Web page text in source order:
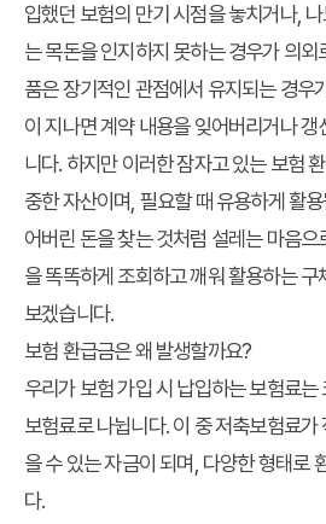
입했던 보험의 만기 시점을 놓치거나,
는 목돈을 인지하지 못하는 경우가 의외
품은 장기적인 관점에서 유지되는 경우
이 지나면 계약 내용을 잊어버리거나
니다. 하지만 이러한 잠자고 있는보험
중한 자산이며, 필요할 때 유용하게 활
어버린 돈을 찾는 것처럼 설레는 마음으
을 똑똑하게 조회하고 깨워 활용하는
보겠습니다.
보험 환급금은 왜 발생할까요?
우리가 보험 가입 시 납입하는 보험료
보험료로 나뉩니다. 이 중 저축보험료
을 수 있는 자금이 되며, 다양한 형태로
다.